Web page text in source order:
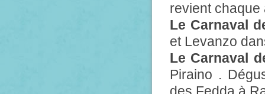
revient chaque
Le Carnaval
et Levanzo
Le Carnaval
Piraino .